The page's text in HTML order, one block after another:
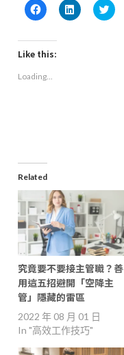
Click
to
Facebook
(Opens
in
window)
Click
to
Click
to
Like this:
Loading...
Related
究竟要不要接主管職？善
用這五招避開「空降主
管」隱藏的雷區
2022 年 08 月 01 日
In "高效工作技巧"